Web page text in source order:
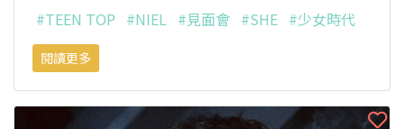
#TEEN TOP #NIEL #見面會 #SHE #少女時代
閱讀更多